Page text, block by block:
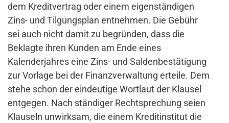
dem Kreditvertrag oder einem eigenständigen
Zins- und Tilgungsplan entnehmen. Die Gebühr
sei auch nicht damit zu begründen, dass die
Beklagte ihren Kunden am Ende eines
Kalenderjahres eine Zins- und Saldenbestätigung
zur Vorlage bei der Finanzverwaltung erteile. Dem
stehe schon der eindeutige Wortlaut der Klausel
entgegen. Nach ständiger Rechtsprechung seien
Klauseln unwirksam, die einem Kreditinstitut die